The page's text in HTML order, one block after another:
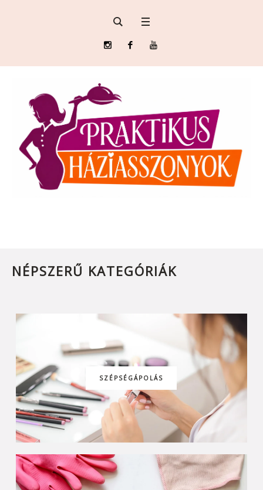
NÉPSZERŰ KATEGÓRIÁK
SZÉPSÉGÁPOLÁS